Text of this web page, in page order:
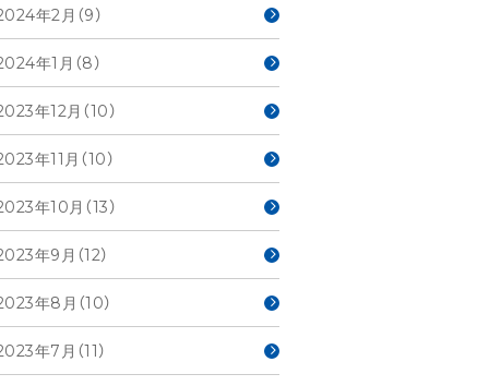
年2月（9）
年1月（8）
年12月（10）
年11月（10）
年10月（13）
年9月（12）
年8月（10）
年7月（11）